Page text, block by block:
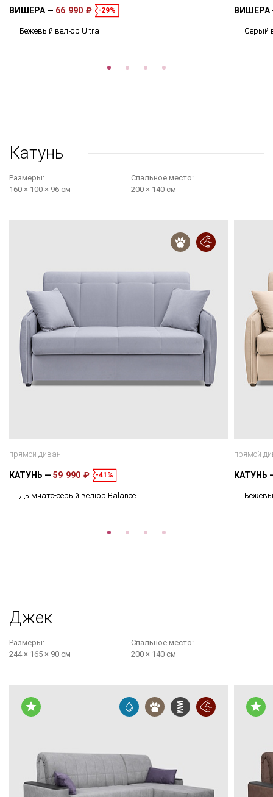
ВИШЕРА 66 990 ₽ -29%
Бежевый велюр Ultra
ВИШЕРА
Серый
Катунь
Размеры:
160 × 100 × 96 см
Cпальное место:
200 × 140 см
прямой диван
КАТУНЬ 59 990 ₽ -41%
Дымчато-серый велюр Balance
прямой
КАТУНЬ
Джек
Размеры:
244 × 165 × 90 см
Cпальное место:
200 × 140 см